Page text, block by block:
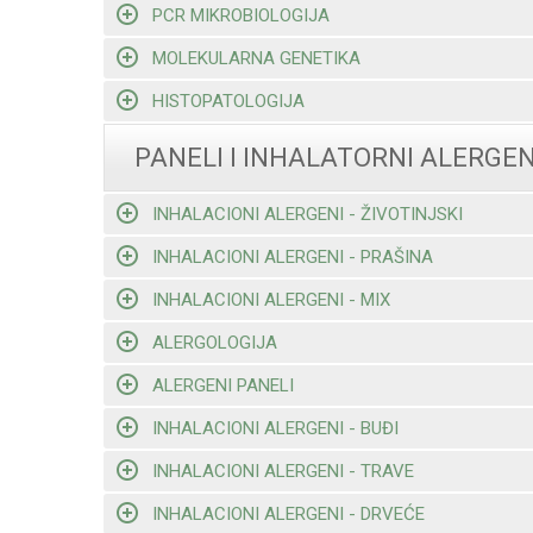
PCR MIKROBIOLOGIJA
MOLEKULARNA GENETIKA
HISTOPATOLOGIJA
PANELI I INHALATORNI
INHALACIONI ALERGENI - ŽIVOTINJSKI
INHALACIONI ALERGENI - PRAŠINA
INHALACIONI ALERGENI - MIX
ALERGOLOGIJA
ALERGENI PANELI
INHALACIONI ALERGENI - BUĐI
INHALACIONI ALERGENI - TRAVE
INHALACIONI ALERGENI - DRVEĆE